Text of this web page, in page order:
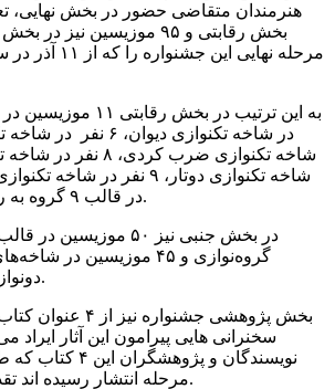
بخش رقابتی و ۹۵ موزیسین
مرحله نهایی
در قالب ۹ گروه به رقابت خواهند پرداخت.
در بخش جنبی نیز ۵۰
گروه‌نوازی و ۴۵ موزیسین در
دونوازی اجرا خواهند داشت.
بخش پژوهشی
سخنرانی هایی پیرامون این آثار
نویسندگان و
مرحله انتشار رسیده اند تقدیر به عمل خواهد آمد.